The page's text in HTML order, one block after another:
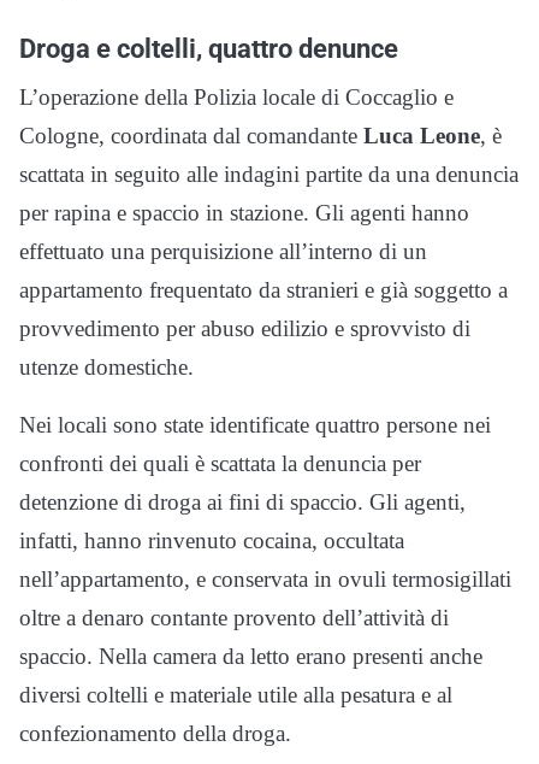
Droga e coltelli, quattro denunce
L’operazione della Polizia locale di Coccaglio e
Cologne, coordinata dal comandante Luca Leone, è
scattata in seguito alle indagini partite da una denuncia
per rapina e spaccio in stazione. Gli agenti hanno
effettuato una perquisizione all’interno di un
appartamento frequentato da stranieri e già soggetto a
provvedimento per abuso edilizio e sprovvisto di
utenze domestiche.
Nei locali sono state identificate quattro persone nei
confronti dei quali è scattata la denuncia per
detenzione di droga ai fini di spaccio. Gli agenti,
infatti, hanno rinvenuto cocaina, occultata
nell’appartamento, e conservata in ovuli termosigillati
oltre a denaro contante provento dell’attività di
spaccio. Nella camera da letto erano presenti anche
diversi coltelli e materiale utile alla pesatura e al
confezionamento della droga.